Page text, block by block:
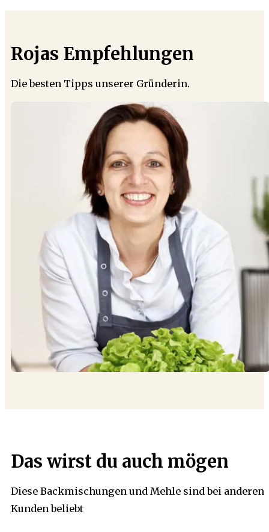
Rojas Empfehlungen
Die besten Tipps unserer Gründerin.
Das wirst du auch mögen
Diese Backmischungen und Mehle sind bei anderen
Kunden beliebt